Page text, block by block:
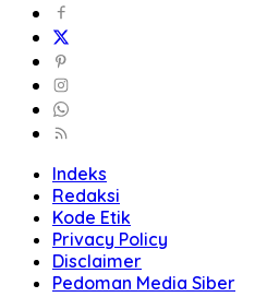
Indeks
Redaksi
Kode Etik
Privacy Policy
Disclaimer
Pedoman Media Siber